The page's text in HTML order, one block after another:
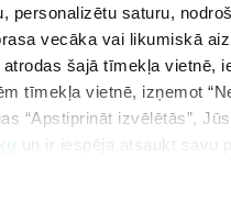
personalizētu saturu,
vecāka vai likumiskā
šajā tīmekļa vietnē,
tīmekļa vietnē, izņemot
“Apstiprināt izvēlētās”,
un ir iespēja atsaukt savu